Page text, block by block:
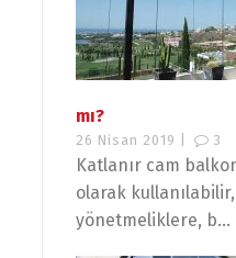
mı?
26 Nisan 2019 | 3
Katlanır cam
olarak
yönetmeliklere, b...